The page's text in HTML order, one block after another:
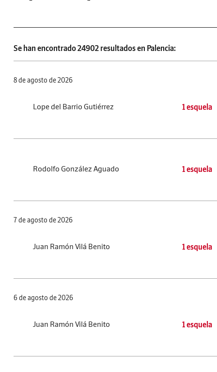
Se han encontrado 24902 resultados en Palencia:
8 de agosto de 2026
Lope del Barrio Gutiérrez 1 esquela
Rodolfo González Aguado 1 esquela
7 de agosto de 2026
Juan Ramón Vilá Benito 1 esquela
6 de agosto de 2026
Juan Ramón Vilá Benito 1 esquela